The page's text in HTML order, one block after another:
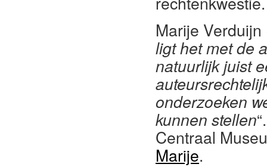
Marije
ligt het met de
natuurlijk juist
onderzoeken
kunnen stellen
Centraal
Marije.